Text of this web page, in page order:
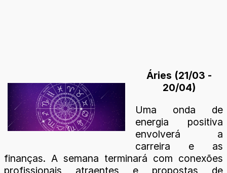
Áries (21/03 -
20/04)
Uma onda de
energia positiva
envolverá a
carreira e as
finanças. A semana terminará com conexões
profissionais atraentes e propostas de